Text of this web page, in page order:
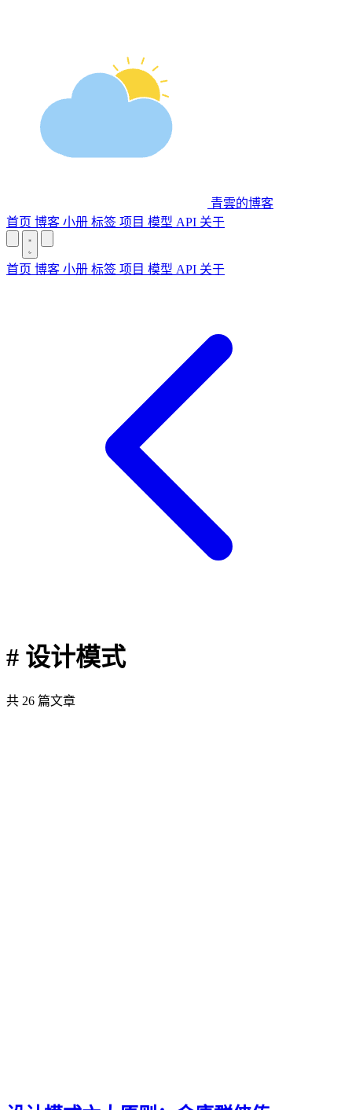
青雲的博客
首页 博客 小册 标签 项目 模型 API 关于
首页 博客 小册 标签 项目 模型 API 关于
# 设计模式
共 26 篇文章